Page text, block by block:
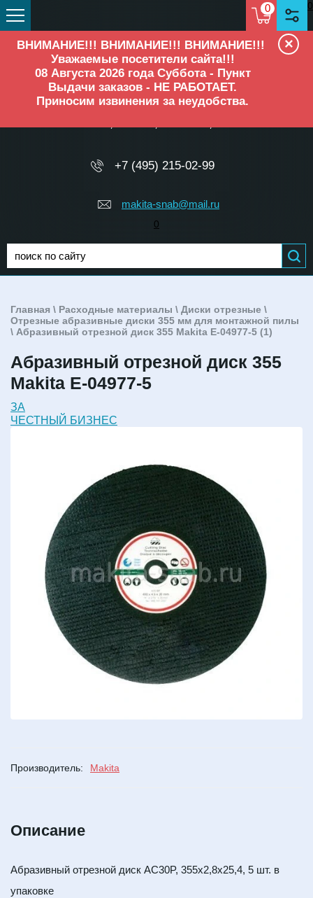
0 0
ВНИМАНИЕ!!! ВНИМАНИЕ!!! ВНИМАНИЕ!!!
Уважаемые посетители сайта!!!
08 Августа 2026 года Суббота - Пункт
Выдачи заказов - НЕ РАБОТАЕТ.
Приносим извинения за неудобства.
×
ОФИЦИАЛЬНЫЙ ДИЛЕР
+7 (495) 215-02-99
makita-snab@mail.ru
0
Главная \ Расходные материалы \ Диски отрезные \
Отрезные абразивные диски 355 мм для монтажной пилы
\ Абразивный отрезной диск 355 Makita E-04977-5 (1)
Абразивный отрезной диск 355
Makita E-04977-5
ЗА
ЧЕСТНЫЙ БИЗНЕС
Производитель: Makita
Описание
Абразивный отрезной диск AC30P, 355х2,8х25,4, 5 шт. в
упаковке